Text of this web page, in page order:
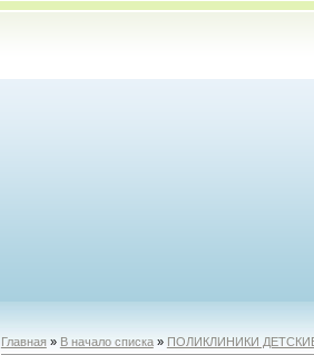
Главная » В начало списка» ПОЛИКЛИНИКИ